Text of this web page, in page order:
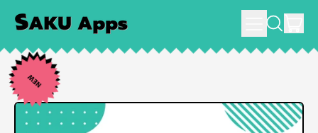
ニ
ュ
SEARCH
NEW